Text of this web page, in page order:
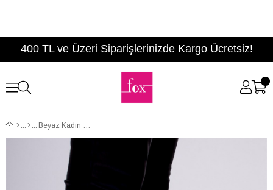
400 TL ve Üzeri Siparişlerinizde Kargo Ücretsiz!
Beyaz Kadın Sneakers D615678509